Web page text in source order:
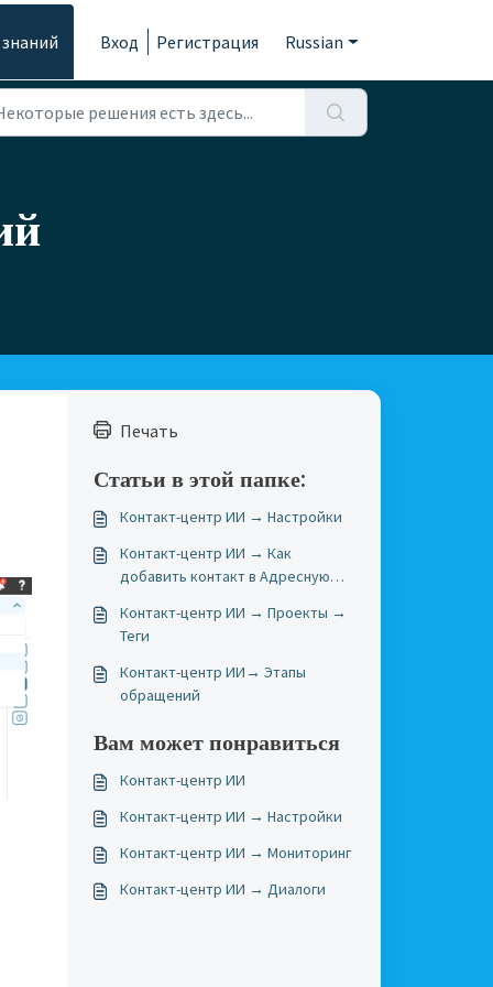
Вход Регистрация Russian
Печать
Статьи в этой папке:
Контакт-центр ИИ → Настройки
Контакт-центр ИИ → Как
добавить контакт в Адресную
Контакт-центр ИИ → Проекты →
Теги
Контакт-центр ИИ→ Этапы
обращений
Вам может понравиться
Контакт-центр ИИ
Контакт-центр ИИ → Настройки
Контакт-центр ИИ → Мониторинг
Контакт-центр ИИ → Диалоги